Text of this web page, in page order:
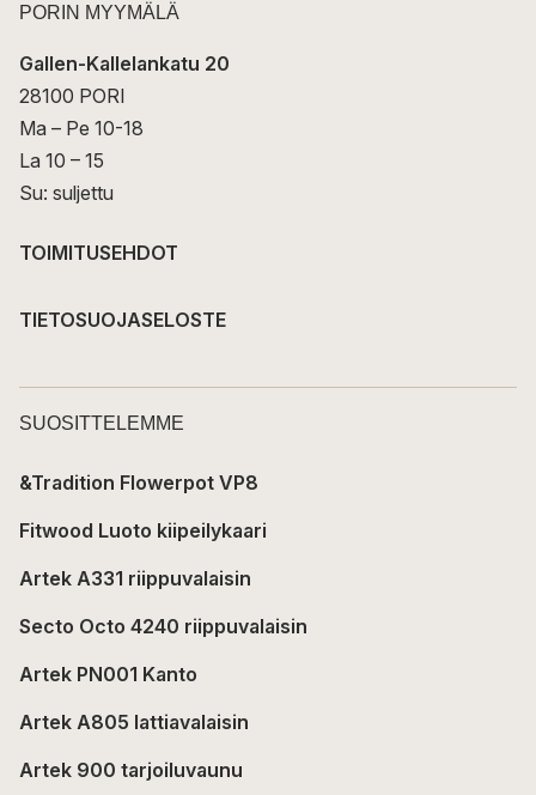
PORIN MYYMÄLÄ
Gallen-Kallelankatu 20
28100 PORI
Ma – Pe 10-18
La 10 – 15
Su: suljettu
TOIMITUSEHDOT
TIETOSUOJASELOSTE
SUOSITTELEMME
&Tradition Flowerpot VP8
Fitwood Luoto kiipeilykaari
Artek A331 riippuvalaisin
Secto Octo 4240 riippuvalaisin
Artek PN001 Kanto
Artek A805 lattiavalaisin
Artek 900 tarjoiluvaunu